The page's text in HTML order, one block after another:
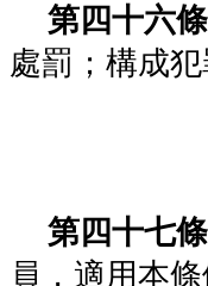
第四十六條
處罰；構成
第四十七條
員，適用本條